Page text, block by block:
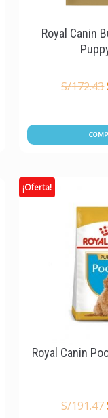
Royal Canin
S/172.43
¡Oferta!
Royal Canin
S/191.47